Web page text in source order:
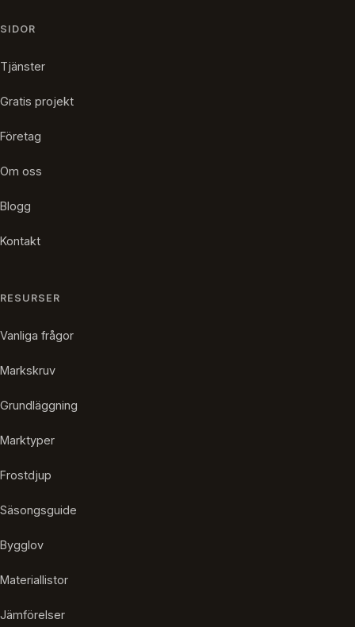
SIDOR
Tjänster
Gratis projekt
Företag
Om oss
Blogg
Kontakt
RESURSER
Vanliga frågor
Markskruv
Grundläggning
Marktyper
Frostdjup
Säsongsguide
Bygglov
Materiallistor
Jämförelser